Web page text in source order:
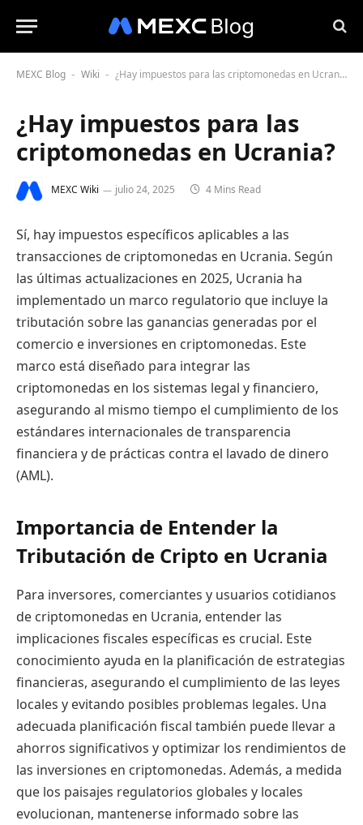
MEXC Blog - Wiki - ¿Hay impuestos para las criptomonedas en Ucrania?
¿Hay impuestos para las
criptomonedas en Ucrania?
MEXC Wiki julio 24, 2025 4 Mins Read
Sí, hay impuestos específicos aplicables a las
transacciones de criptomonedas en Ucrania. Según
las últimas actualizaciones en 2025, Ucrania ha
implementado un marco regulatorio que incluye la
tributación sobre las ganancias generadas por el
comercio e inversiones en criptomonedas. Este
marco está diseñado para integrar las
criptomonedas en los sistemas legal y financiero,
asegurando al mismo tiempo el cumplimiento de los
estándares internacionales de transparencia
financiera y de prácticas contra el lavado de dinero
(AML).
Importancia de Entender la
Tributación de Cripto en Ucrania
Para inversores, comerciantes y usuarios cotidianos
de criptomonedas en Ucrania, entender las
implicaciones fiscales específicas es crucial. Este
conocimiento ayuda en la planificación de estrategias
financieras, asegurando el cumplimiento de las leyes
locales y evitando posibles problemas legales. Una
adecuada planificación fiscal también puede llevar a
ahorros significativos y optimizar los rendimientos de
las inversiones en criptomonedas. Además, a medida
que los paisajes regulatorios globales y locales
evolucionan, mantenerse informado sobre las